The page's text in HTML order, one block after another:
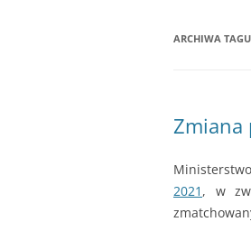
ARCHIWA
Zmiana
2021 , w